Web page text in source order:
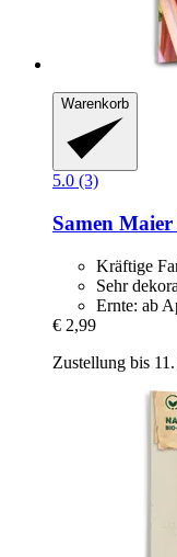
Warenkorb
5.0 (3)
Samen Maier
Kräftige
Sehr
Ernte: ab
€ 2,99
Zustellung bis